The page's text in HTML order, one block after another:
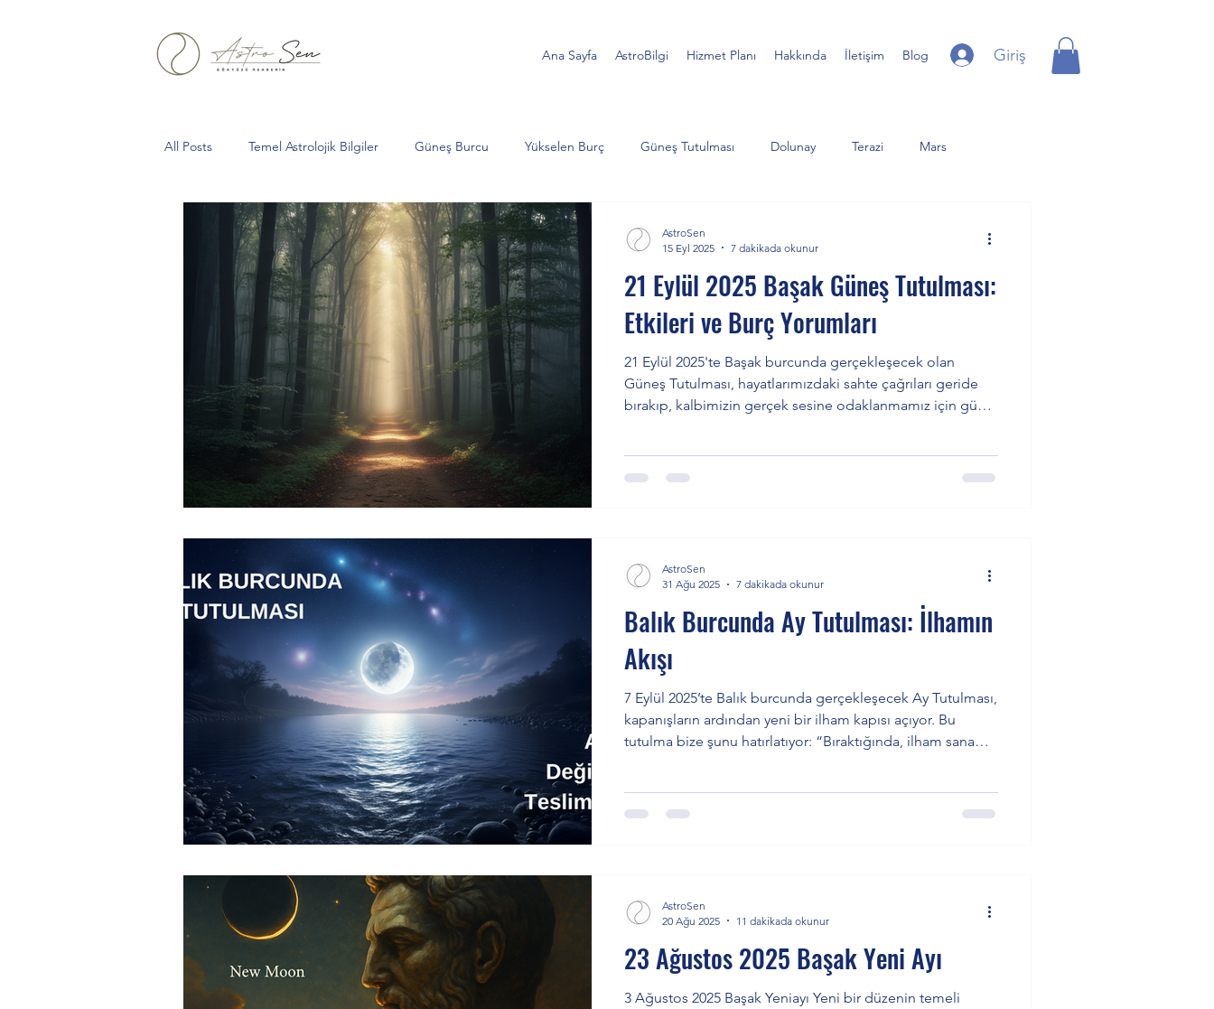
Ana Sayfa AstroBilgi Hizmet Planı Hakkında İletişim Blog Giriş
All Posts Temel Astrolojik Bilgiler Güneş Burcu Yükselen Burç Güneş Tutulması Dolunay Terazi Mars
Aslan Burcu Yeniay Boğa Akrep Satürn Koç
kova Tarihsel Astrolojik Analiz Ay Tutulması Balık Yengeç burcu Süper Dolunay Günberi
Kurt Dolunayı Satürn ve Neptün Kova burcu
21 Eylül 2025 Başak Güneş Tutulması:
Etkileri ve Burç Yorumları
21 Eylül 2025'te Başak burcunda gerçekleşecek olan
Güneş Tutulması, hayatlarımızdaki sahte çağrıları geride
bırakıp, kalbimizin gerçek sesine odaklanmamız için güçlü
geçmişten gelen yükleri arındırma ve artık bize hizmet
AstroSen
15 Eyl 2025
7 dakikada okunur
Balık Burcunda Ay Tutulması: İlhamın
Akışı
7 Eylül 2025’te Balık burcunda gerçekleşecek Ay Tutulması,
kapanışların ardından yeni bir ilham kapısı açıyor. Bu
tutulma bize şunu hatırlatıyor: “Bıraktığında, ilham sana
AstroSen
31 Ağu 2025
7 dakikada okunur
23 Ağustos 2025 Başak Yeni Ayı
3 Ağustos 2025 Başak Yeniayı Yeni bir düzenin temeli
AstroSen
20 Ağu 2025
11 dakikada okunur